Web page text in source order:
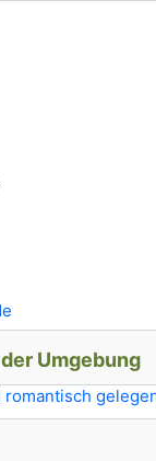
Umgebung